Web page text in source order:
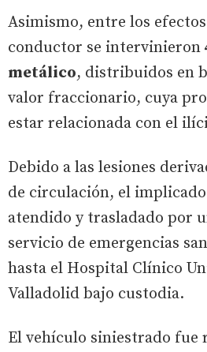
Asimismo, entre los
conductor se intervinieron
metálico, distribuidos en
valor fraccionario, cuya
estar relacionada con el
Debido a las lesiones
de circulación, el
atendido y trasladado por
servicio de emergencias
hasta el Hospital Clínico
Valladolid bajo custodia.
El vehículo siniestrado fue